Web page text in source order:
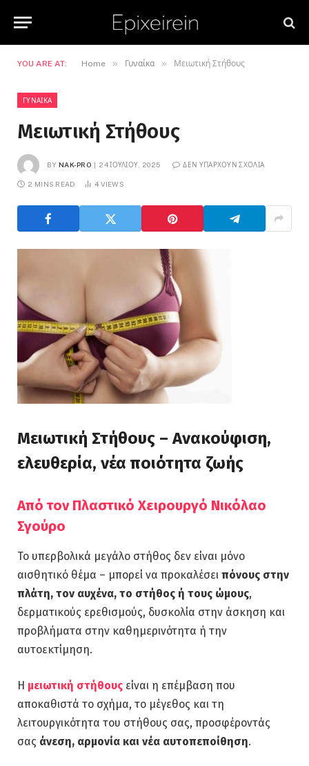
YOU ARE AT: Home » Γυναίκα » Μειωτική Στήθους
ΓΥΝΑΊΚΑ
Μειωτική Στήθους
BY NAK-PRO 24 ΙΟΥΛΊΟΥ, 2025 ΔΕΝ ΥΠΆΡΧΟΥΝ ΣΧΌΛΙΑ
2 MINS READ 4 VIEWS
Μειωτική Στήθους – Ανακούφιση,
ελευθερία, νέα ποιότητα ζωής
Από τον Πλαστικό Χειρουργό Νικόλαο
Σγούρο
Το υπερβολικά μεγάλο στήθος δεν είναι μόνο
αισθητικό θέμα – μπορεί να προκαλέσει πόνους στην
πλάτη, τον αυχένα, το στήθος ή τους ώμους,
δερματικούς ερεθισμούς, δυσκολία στην άσκηση και
προβλήματα στην καθημερινότητα ή την
αυτοεκτίμηση.
Η μειωτική στήθους είναι η επέμβαση που
αποκαθιστά το σχήμα, το μέγεθος και τη
λειτουργικότητα του στήθους σας, προσφέροντάς
σας άνεση, αρμονία και νέα αυτοπεποίθηση.